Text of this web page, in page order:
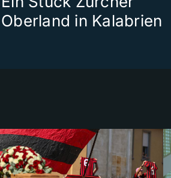
Oberland in Kalabrien